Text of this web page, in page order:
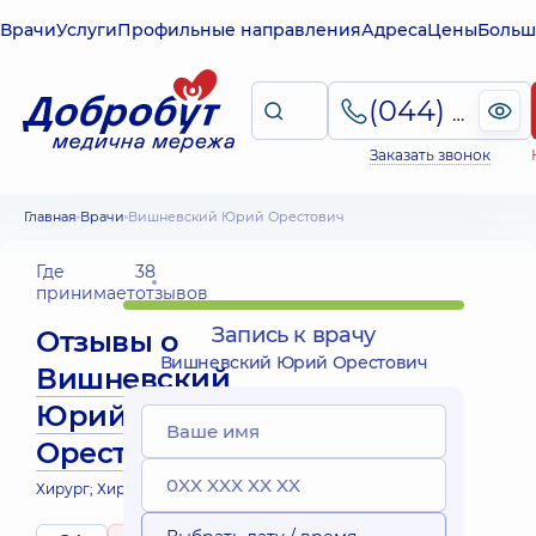
ВрачиУслугиПрофильные направленияАдресаЦены
(044) 495-2-888
Заказать звонок
Главная Врачи Вишневский Юрий Орестович
Где
принимает
38
отзывов
Отзывы о
Вишневский
Юрий
Орестович
Хирург; Хирург проктолог
Запись к врачу
Вишневский Юрий Орестович